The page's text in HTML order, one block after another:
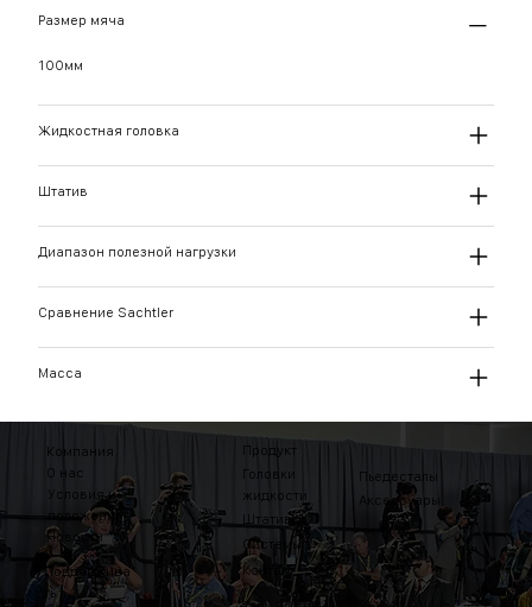
Размер мяча
100мм
Жидкостная головка
Штатив
Диапазон полезной нагрузки
Сравнение Sachtler
Масса
Поддержива
ть
Пьедесталы
Компания
О нас
Условия и
положения
Новости
Продукт
Головки
жидкости
Штативы
Системы
Контакт
Аксессуары